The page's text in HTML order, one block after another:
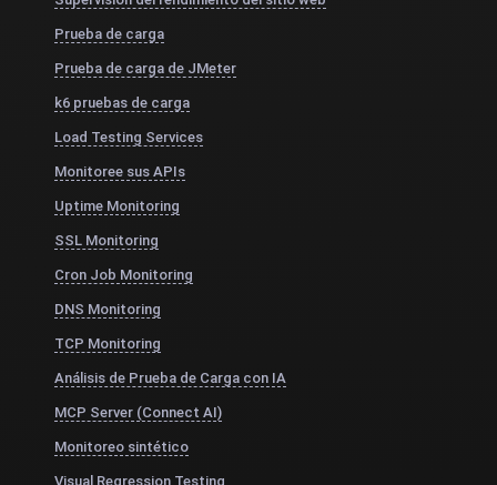
Prueba de carga
Prueba de carga de JMeter
k6 pruebas de carga
Load Testing Services
Monitoree sus APIs
Uptime Monitoring
SSL Monitoring
Cron Job Monitoring
DNS Monitoring
TCP Monitoring
Análisis de Prueba de Carga con IA
MCP Server (Connect AI)
Monitoreo sintético
Visual Regression Testing